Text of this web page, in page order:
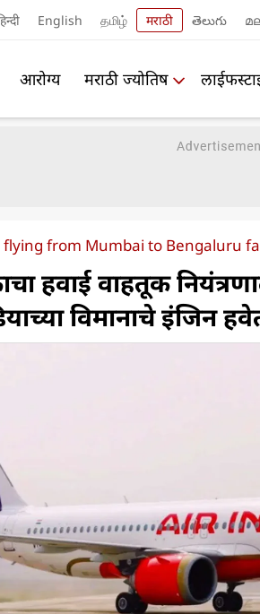
English தமிழ் मराठी తెలుగు
आरोग्य मराठी ज्योतिष
from Mumbai to Bengaluru
हवाई वाहतूक
विमानाचे इंजिन